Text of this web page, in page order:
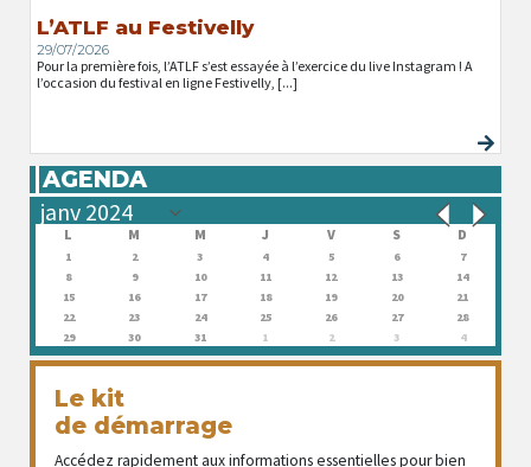
L’ATLF au Festivelly
29/07/2026
Pour la première fois, l’ATLF s’est essayée à l’exercice du live Instagram ! A
l’occasion du festival en ligne Festivelly, [...]
AGENDA
L M M J V S D
1 2 3 4 5 6
7
8
9 10 11 12 13
14
15
16 17 18 19 20
21
22
23 24 25 26 27
28
29
30 31 1 2 3 4
Le kit
de démarrage
Accédez rapidement aux informations essentielles pour bien